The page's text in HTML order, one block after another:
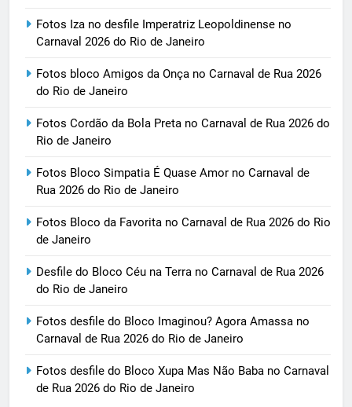
Fotos Iza no desfile Imperatriz Leopoldinense no
Carnaval 2026 do Rio de Janeiro
Fotos bloco Amigos da Onça no Carnaval de Rua 2026
do Rio de Janeiro
Fotos Cordão da Bola Preta no Carnaval de Rua 2026 do
Rio de Janeiro
Fotos Bloco Simpatia É Quase Amor no Carnaval de
Rua 2026 do Rio de Janeiro
Fotos Bloco da Favorita no Carnaval de Rua 2026 do Rio
de Janeiro
Desfile do Bloco Céu na Terra no Carnaval de Rua 2026
do Rio de Janeiro
Fotos desfile do Bloco Imaginou? Agora Amassa no
Carnaval de Rua 2026 do Rio de Janeiro
Fotos desfile do Bloco Xupa Mas Não Baba no Carnaval
de Rua 2026 do Rio de Janeiro